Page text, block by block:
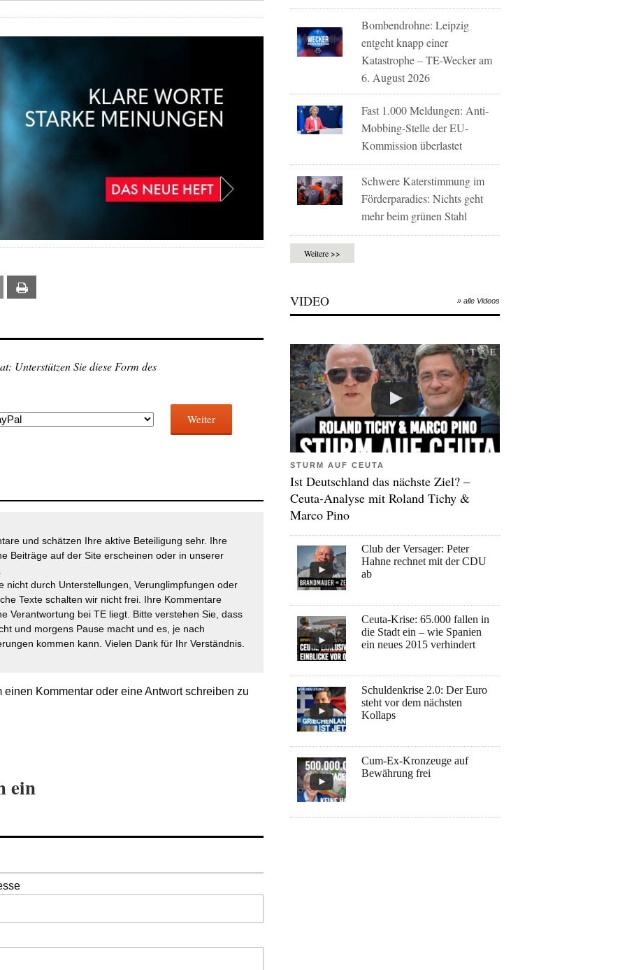
Email
Unterstützen Sie diese Form des
Weiter
und schätzen Ihre aktive Beteiligung sehr. Ihre
Beiträge auf der Site erscheinen oder in unserer
nicht durch Unterstellungen, Verunglimpfungen oder
Texte schalten wir nicht frei. Ihre Kommentare
Verantwortung bei TE liegt. Bitte verstehen Sie, dass
und morgens Pause macht und es, je nach
kommen kann. Vielen Dank für Ihr Verständnis.
Kommentar oder eine Antwort schreiben zu
ein
Bombendrohne: Leipzig
entgeht knapp einer
Katastrophe – TE-Wecker am
6. August 2026
Fast 1.000 Meldungen: Anti-
Mobbing-Stelle der EU-
Kommission überlastet
Schwere Katerstimmung im
Förderparadies: Nichts geht
mehr beim grünen Stahl
Weitere >>
VIDEO » alle Videos
STURM AUF CEUTA
Ist Deutschland das nächste Ziel? –
Ceuta-Analyse mit Roland Tichy &
Marco Pino
Club der Versager: Peter
Hahne rechnet mit der CDU
ab
Ceuta-Krise: 65.000 fallen in
die Stadt ein – wie Spanien
ein neues 2015 verhindert
Schuldenkrise 2.0: Der Euro
steht vor dem nächsten
Kollaps
Cum-Ex-Kronzeuge auf
Bewährung frei